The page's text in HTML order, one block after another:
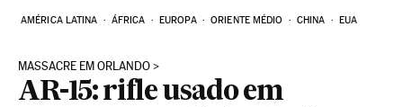
AMÉRICA LATINA ÁFRICA EUROPA ORIENTE MÉDIO CHINA EUA
MASSACRE EM ORLANDO
AR-15: rifle usado em